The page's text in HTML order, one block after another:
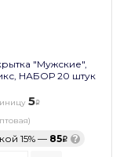
"Мужские",
НАБОР 20 штук
5
15% — 85 ?